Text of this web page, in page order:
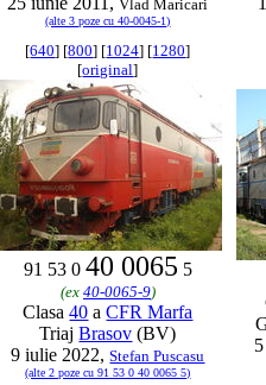
Vlad Maricari
(alte 3 poze cu 40-0045-1)
[640] [800] [1024] [1280]
[original]
91 53 0 40 0065 5
(ex 40-0065-9)
Clasa40 aCFR Marfa
TriajBrasov (BV)
9 iulie 2022,Stefan Puscasu
(alte 2 poze cu 91 53 0 40 0065 5)